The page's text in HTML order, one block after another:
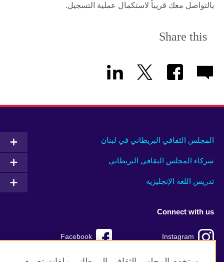
بالتواصل معك قريباً لاستكمال عملية التسجيل.
Share this
المجلس الثقافي البريطاني في لبنان
شركاء المجلس الثقافي البريطاني
تدريس اللغة الإنجليزية
Connect with us
Facebook Instagram
TikTok Twitter